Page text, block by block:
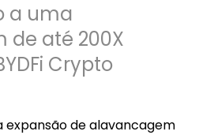
a uma
de até 200X
Crypto
expansão de alavancagem